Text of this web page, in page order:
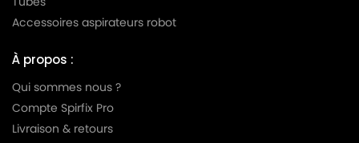
MIELE
MIELE S256i
MIELE
MIELE
MIELE S291
MIELE
MIELE S300i
Accessoires aspirateurs robot
À propos :
Qui sommes nous ?
Compte Spirfix Pro
Livraison & retours